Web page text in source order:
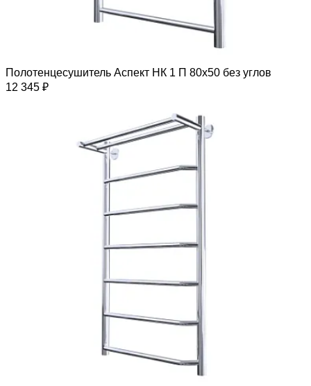
Полотенцесушитель Аспект НК 1 П 80х50 без углов
12 345 ₽